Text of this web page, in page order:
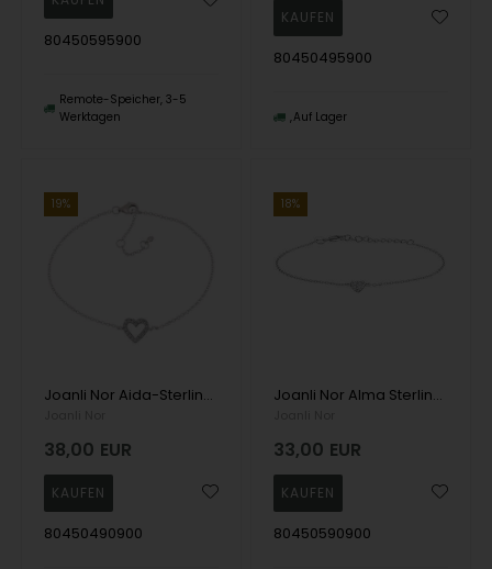
80450595900
Remote-Speicher, 3-5
Werktagen
80450495900
Auf Lager
19%
Joanli Nor Aida-Sterlingsilberarmband mit glänzender Oberfläche
38,00 EUR
80450490900
18%
Joanli Nor Alma Sterlingsilber-Armband mit glänzender Oberfläche
33,00 EUR
80450590900